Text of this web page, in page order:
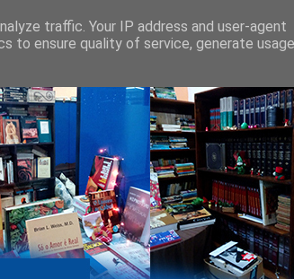
traffic. Your IP address and user-agent
to ensure quality of service, generate usage